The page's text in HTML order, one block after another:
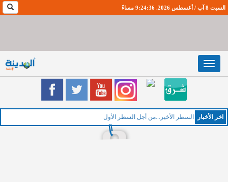
السبت 8 آب / أغسطس 2026. 9:24:37 مساءً
Toggle
navigation
اخر اﻷخبار ال